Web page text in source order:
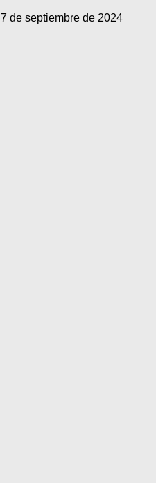
7 de septiembre de 2024